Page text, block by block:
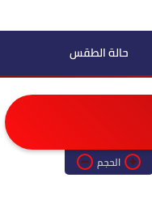
حالة الطقس
الحجم